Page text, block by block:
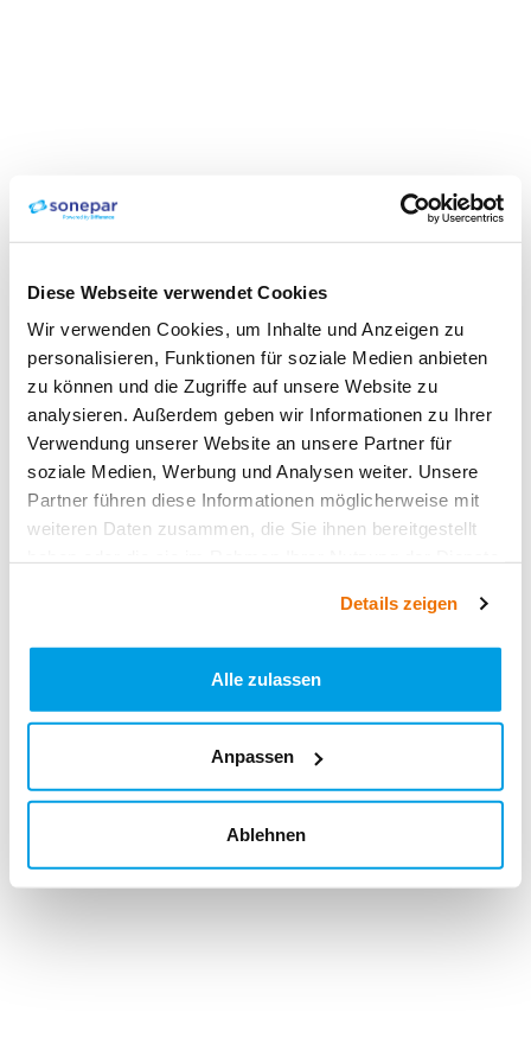
Diese Webseite verwendet Cookies
Wir verwenden Cookies, um Inhalte und Anzeigen zu
personalisieren, Funktionen für soziale Medien anbieten
zu können und die Zugriffe auf unsere Website zu
analysieren. Außerdem geben wir Informationen zu Ihrer
Verwendung unserer Website an unsere Partner für
soziale Medien, Werbung und Analysen weiter. Unsere
Partner führen diese Informationen möglicherweise mit
weiteren Daten zusammen, die Sie ihnen bereitgestellt
Details zeigen
Alle zulassen
Anpassen
Ablehnen